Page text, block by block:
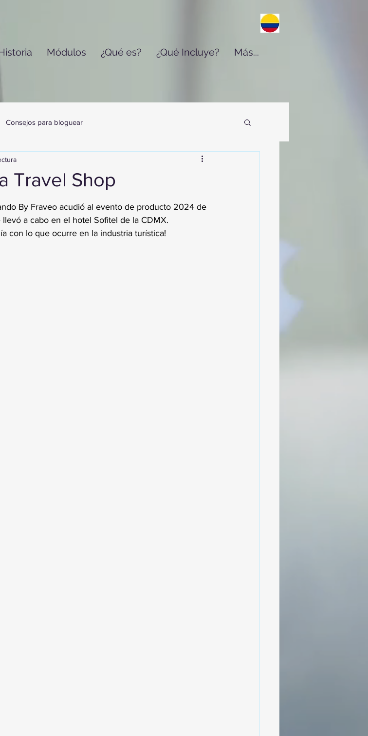
Módulos ¿Qué es? ¿Qué Incluye? Más...
Consejos para bloguear
Travel Shop
By Fraveo acudió al evento de producto 2024 de
a cabo en el hotel Sofitel de la CDMX.
con lo que ocurre en la industria turística!